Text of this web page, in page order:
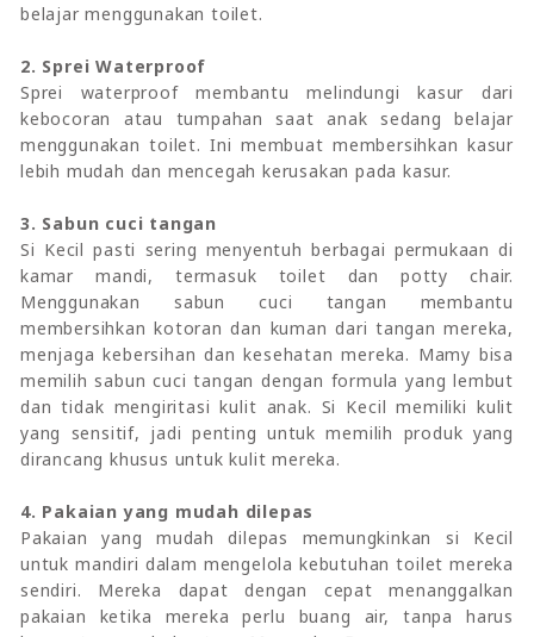
belajar menggunakan toilet.
2. Sprei Waterproof
Sprei waterproof membantu melindungi kasur dari
kebocoran atau tumpahan saat anak sedang belajar
menggunakan toilet. Ini membuat membersihkan kasur
lebih mudah dan mencegah kerusakan pada kasur.
3. Sabun cuci tangan
Si Kecil pasti sering menyentuh berbagai permukaan di
kamar mandi, termasuk toilet dan potty chair.
Menggunakan sabun cuci tangan membantu
membersihkan kotoran dan kuman dari tangan mereka,
menjaga kebersihan dan kesehatan mereka. Mamy bisa
memilih sabun cuci tangan dengan formula yang lembut
dan tidak mengiritasi kulit anak. Si Kecil memiliki kulit
yang sensitif, jadi penting untuk memilih produk yang
dirancang khusus untuk kulit mereka.
4. Pakaian yang mudah dilepas
Pakaian yang mudah dilepas memungkinkan si Kecil
untuk mandiri dalam mengelola kebutuhan toilet mereka
sendiri. Mereka dapat dengan cepat menanggalkan
pakaian ketika mereka perlu buang air, tanpa harus